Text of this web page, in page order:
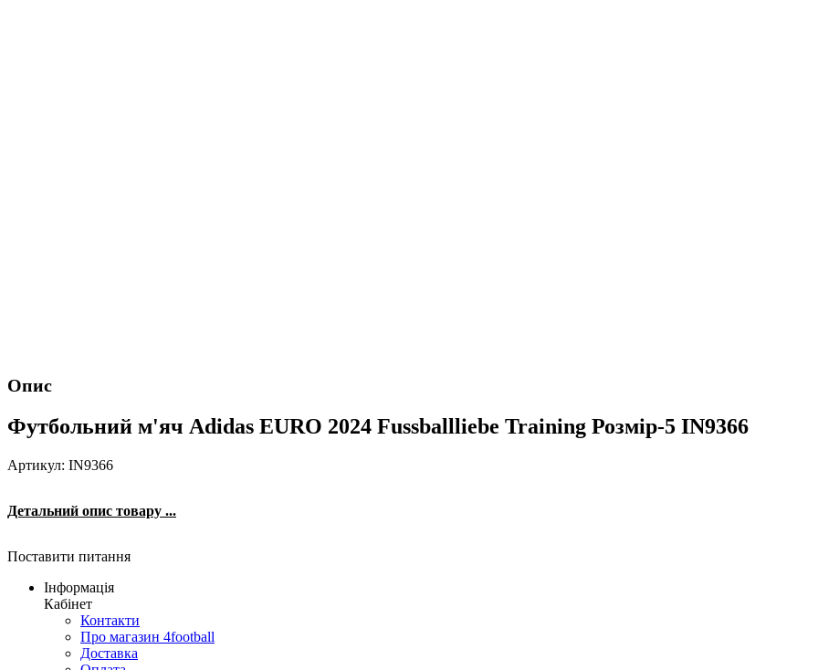
Опис
Футбольний м'яч Adidas EURO 2024 Fussballliebe Training Розмір-5 IN9366
Артикул: IN9366
Детальний опис товару ...
Поставити питання
Інформація
Кабінет
Контакти
Про магазин 4football
Доставка